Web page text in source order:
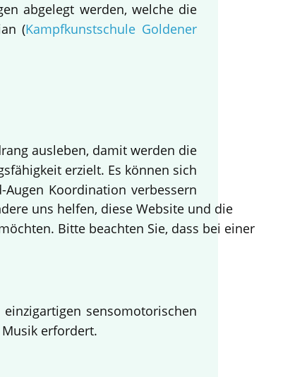
abgelegt werden, welche die
(Kampfkunstschule Goldener
ausleben, damit werden die
erzielt. Es können sich
Koordination verbessern
sensomotorischen
erfordert.
uns helfen, diese Website und die
Bitte beachten Sie, dass bei einer